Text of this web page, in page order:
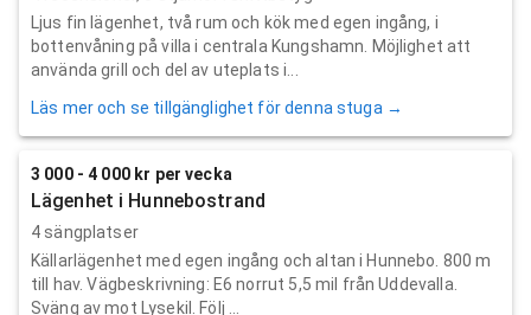
Ljus fin lägenhet, två rum och kök med egen ingång, i
bottenvåning på villa i centrala Kungshamn. Möjlighet att
använda grill och del av uteplats i...
Läs mer och se tillgänglighet för denna stuga →
3 000 - 4 000 kr per vecka
Lägenhet i Hunnebostrand
4 sängplatser
Källarlägenhet med egen ingång och altan i Hunnebo. 800 m
till hav. Vägbeskrivning: E6 norrut 5,5 mil från Uddevalla.
Sväng av mot Lysekil. Följ ...